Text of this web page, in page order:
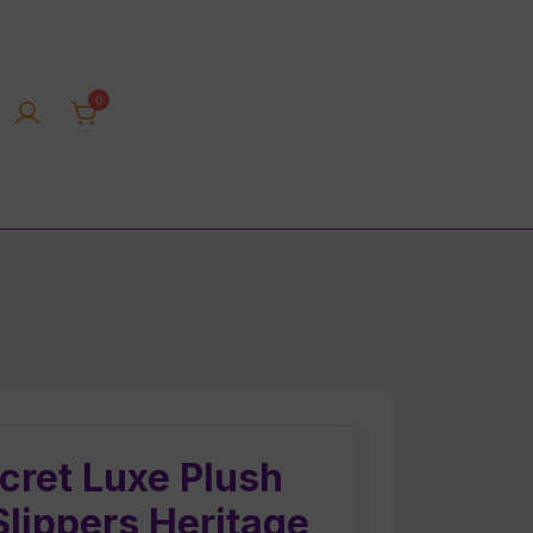
0
Luxe Plush
Heritage